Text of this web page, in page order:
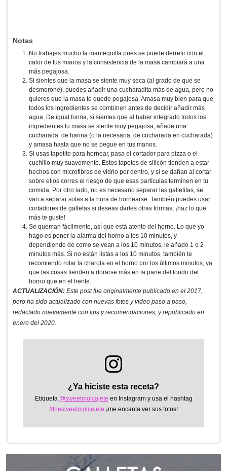
Notas
No trabajes mucho la mantequilla pues se puede derretir con el
calor de tus manos y la consistencia de la masa cambiará a una
más pegajosa.
Si sientes que la masa se siente muy seca (al grado de que se
desmorone), puedes añadir una cucharadita más de agua, pero no
quieres que la masa te quede pegajosa. Amasa muy bien para que
todos los ingredientes se combinen antes de decidir añadir más
agua. De igual forma, si sientes que al haber integrado todos los
ingredientes tu masa se siente muy pegajosa, añade una
cucharada de harina (o la necesaria, de cucharada en cucharada)
y amasa hasta que no se pegue en tus manos.
Si usas tapetito para hornear, pasa el cortador para pizza o el
cuchillo muy suavemente. Estos tapetes de silicón tienden a estar
hechos con microfibras de vidrio por dentro, y si se dañan al cortar
sobre ellos corres el riesgo de que esas partículas terminen en tu
comida. Por otro lado, no es necesario separar las galletitas, se
van a separar solas a la hora de hornearse. También puedes usar
cortadores de galletas si deseas darles otras formas, ¡haz lo que
más te guste!
Se queman fácilmente, así que está atento del horno. Lo que yo
hago es poner la alarma del horno a los 10 minutos, y
dependiendo de como se vean a los 10 minutos, le añado 1 o 2
minutos más. Si no están listas a los 10 minutos, también te
recomiendo rotar la charola en el horno por los últimos minutos, ya
que las cosas tienden a dorarse más en la parte del fondo del
horno que en el frente.
ACTUALIZACIÓN: Este post fue originalmente publicado en el 2017,
pero ha sido actualizado con nuevas fotos y video paso a paso,
redactado nuevamente con tips y recomendaciones, y republicado en
enero del 2020.
¿Ya hiciste esta receta?
Etiqueta @sweetmolcajete en Instagram y usa el hashtag
#thesweetmolcajete ¡me encanta ver sus fotos!